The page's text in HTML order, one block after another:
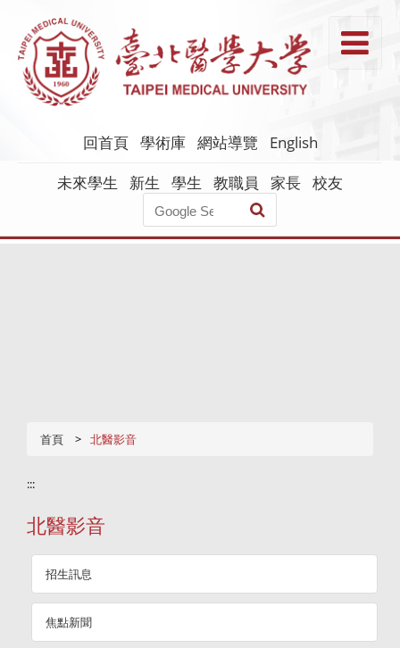
主
要
回首頁 學術庫 網站導覽
English
未來學生
新生 學生 教職員 家長 校友
首頁 北醫影音
:::
北醫影音
招生訊息
焦點新聞